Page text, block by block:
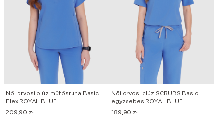
Női orvosi blúz műtősruha Basic
Flex ROYAL BLUE
209,90 zł
Női orvosi blúz SCRUBS Basic
egyzsebes ROYAL BLUE
189,90 zł